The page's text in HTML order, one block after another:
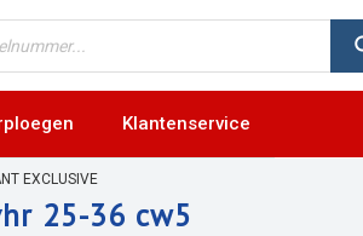
Klantenservice
EXCLUSIVE
25-36 cw5